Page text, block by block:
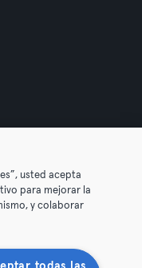
rights reserved.
usted acepta
para mejorar la
y colaborar